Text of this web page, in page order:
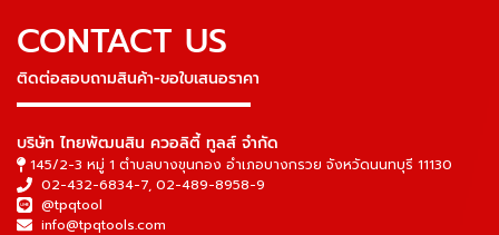
CONTACT US
ติดต่อสอบถามสินค้า-ขอใบเสนอราคา
▬▬▬▬▬▬▬▬▬▬▬▬▬▬▬
บริษัท ไทยพัฒนสิน ควอลิตี้ ทูลส์ จำกัด
145/2-3 หมู่ 1 ตำบลบางขุนกอง อำเภอบางกรวย จังหวัดนนทบุรี 11130
02-432-6834-7, 02-489-8958-9
@tpqtool
info@tpqtools.com